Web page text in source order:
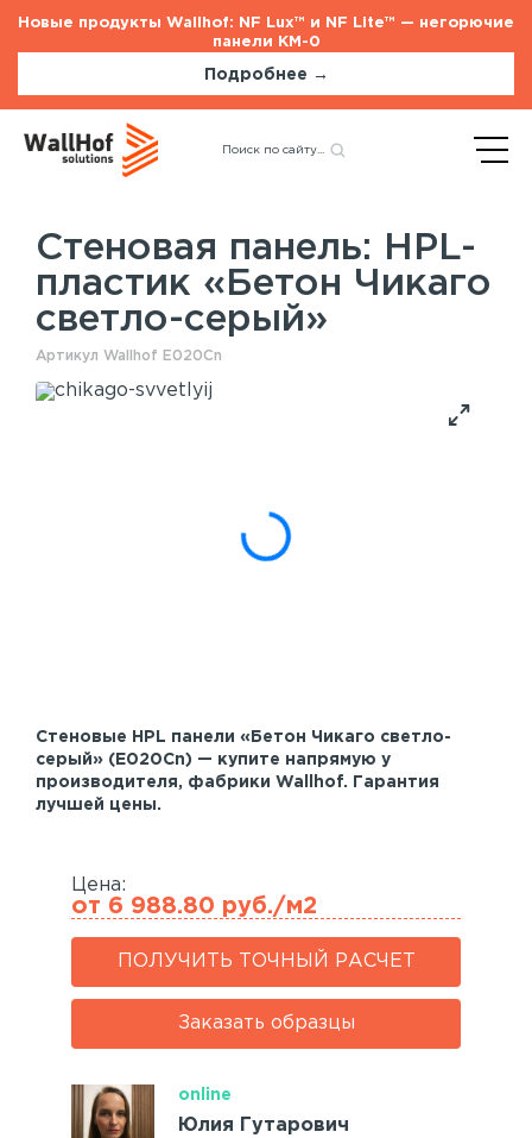
Новые продукты Wallhof: NF Lux™ и NF Lite™ — негорючие
панели КМ-0
Подробнее →
Стеновые панели
Шпонированные панели
Акустические панели
Панели с полимерным покрытием
Услуги
Монтаж акустических панелей
Назад
Стеновые панели
Стеновая панель: HPL-
пластик «Бетон Чикаго
светло-серый»
Артикул Wallhof E020Cn
Стеновые HPL панели «Бетон Чикаго светло-
серый» (E020Cn) — купите напрямую у
производителя, фабрики Wallhof. Гарантия
лучшей цены.
Цена:
от 6 988.80 руб./м2
ПОЛУЧИТЬ ТОЧНЫЙ РАСЧЕТ
Заказать образцы
online
Юлия Гутарович